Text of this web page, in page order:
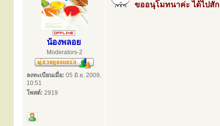
น้องพลอย
Moderators-2
ลงทะเบียนเมื่อ: 05 มิ.ย. 2009,
10:51
โพสต์: 2919
ขออนุโมทนาค่ะ ได้ไปสั